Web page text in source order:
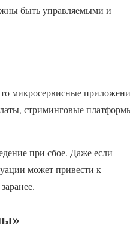
быть управляемыми и
микросервисные
стриминговые
при сбое. Даже если
может привести к